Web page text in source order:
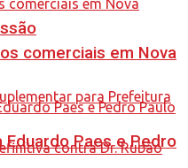
comerciais em Nova
Paes e Pedro